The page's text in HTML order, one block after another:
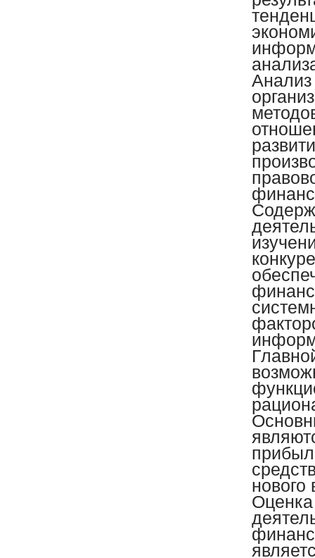
Анализ
нового
Оценка